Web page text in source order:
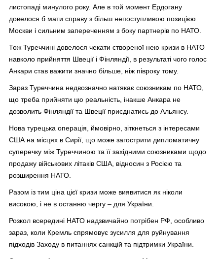
листопаді минулого року. Але в той момент Ердогану
довелося б мати справу з більш непоступливою позицією
Москви і сильним запереченням з боку партнерів по НАТО.
Тож Туреччині довелося чекати створеної нею кризи в НАТО
навколо прийняття Швеції і Фінляндії, в результаті чого голос
Анкари став важити значно більше, ніж півроку тому.
Зараз Туреччина недвозначно натякає союзникам по НАТО,
що треба прийняти цю реальність, інакше Анкара не
дозволить Фінляндії та Швеції приєднатись до Альянсу.
Нова турецька операція, ймовірно, зіткнеться з інтересами
США на місцях в Сирії, що може загострити дипломатичну
суперечку між Туреччиною та її західними союзниками щодо
продажу військових літаків США, відносин з Росією та
розширення НАТО.
Разом із тим ціна цієї кризи може виявитися як ніколи
високою, і не в останню чергу – для України.
Розкол всередині НАТО надзвичайно потрібен РФ, особливо
зараз, коли Кремль спрямовує зусилля для руйнування
підходів Заходу в питаннях санкцій та підтримки України.